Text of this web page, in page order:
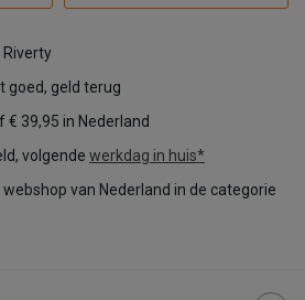
goed, geld terug
39,95 in Nederland
volgende werkdag in huis*
van Nederland in de categorie